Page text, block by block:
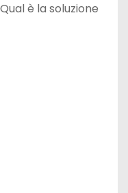
è la soluzione